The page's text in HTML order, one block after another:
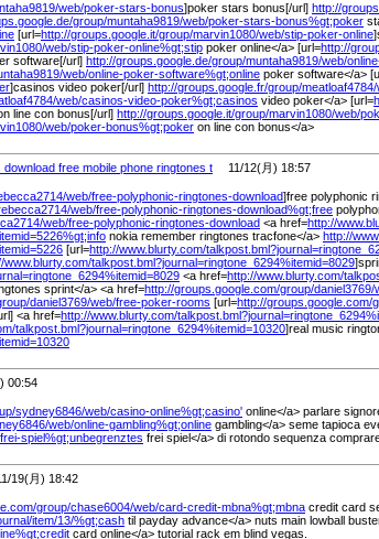
web/poker-stars-bonus]poker stars bonus[/url] http://
group/muntaha9819/web/poker-stars-bonus%gt;poker
[url=http://groups.google.it/group/marvin1080/web/stip-poker-online
web/stip-poker-online%gt;stip poker online</a> [url=http://
software[/url] http://groups.google.de/group/muntaha9819/web/
web/online-poker-software%gt;online poker software</a>
]casinos video poker[/url] http://groups.google.fr/group/meatloaf4784/
web/casinos-video-poker%gt;casinos video poker</a> [url=
line con bonus[/url] http://groups.google.it/group/marvin1080/web/
web/poker-bonus%gt;poker on line con bonus</a>
free mobile phone ringtones t 11/12(月) 18:57
web/free-polyphonic-ringtones-download]free polyphonic
web/free-polyphonic-ringtones-download%gt;free
web/free-polyphonic-ringtones-download <a href=http://
itemid=5226%gt;info nokia remember ringtones tracfone</a> http://
itemid=5226 [url=http://www.blurty.com/
www.blurty.com/talkpost.bml?journal=ringtone_6294%itemid=8029
itemid=8029 <a href=http://www.blurty.com/
sprint</a> <a href=http://groups.google.com/group/daniel3769/
daniel3769/web/free-poker-rooms [url=http://groups.google.com/
<a href=http://www.blurty.com/talkpost.bml?journal=ringtone_6294%
talkpost.bml?journal=ringtone_6294%itemid=10320]real music
itemid=10320
00:54
sydney6846/web/casino-online%gt;casino' online</a> parlare
web/online-gambling%gt;online gambling</a> seme tapioca
spiel%gt;unbegrenztes frei spiel</a> di rotondo sequenza
19(月) 18:42
group/chase6004/web/card-credit-mbna%gt;mbna credit card
item/13/%gt;cash til payday advance</a> nuts main lowball
gt;credit card online</a> tutorial rack em blind vegas.